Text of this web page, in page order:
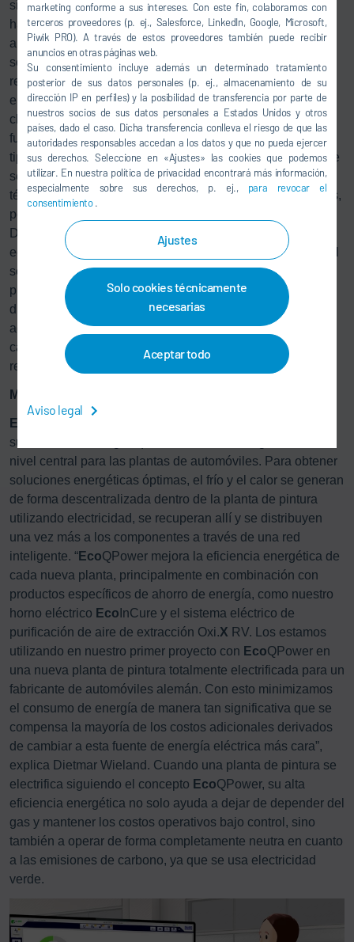
marketing conforme a sus intereses. Con este fin, colaboramos con
terceros proveedores (p. ej., Salesforce, LinkedIn, Google, Microsoft,
Piwik PRO). A través de estos proveedores también puede recibir
anuncios en otras páginas web.
Su consentimiento incluye además un determinado tratamiento
posterior de sus datos personales (p. ej., almacenamiento de su
dirección IP en perfiles) y la posibilidad de transferencia por parte de
nuestros socios de sus datos personales a Estados Unidos y otros
países, dado el caso. Dicha transferencia conlleva el riesgo de que las
autoridades responsables accedan a los datos y que no pueda ejercer
sus derechos. Seleccione en «Ajustes» las cookies que podemos
utilizar. En nuestra política de privacidad encontrará más información,
especialmente sobre sus derechos, p. ej., para revocar el
consentimiento.
Ajustes
Solo cookies técnicamente
necesarias
Aceptar todo
Aviso legal
sino también el nivel de temperatura que necesita, lo que
hace posible aprovechar las fuentes de calor residual que
antes no se usaban. Para ello, Dürr ha desarrollado un
software que determina los requisitos de calefacción y
refrigeración en forma de un perfil fuente/sumidero de
energía. Este perfil también considera las condiciones
climáticas del sitio y los datos generales del
funcionamiento, como las capacidades de producción, los
tipos de vehículos y las fuentes de energía disponibles que
se pueden incorporar, como la geotérmica o energía solar
térmica. Dado que cada proceso tiene diferentes requisitos,
por ejemplo, para el nivel de temperatura de calor y frío,
Dürr agrupa los distintos niveles para combinarlos
económicamente. Reconocer qué fuentes de calor residual
se pueden usar para cada etapa permite aprovechar los
puntos de sinergia entre los procesos para seleccionar y
dimensionar exactamente los componentes de
hardware
adecuados para el propósito previsto, ya sean bombas de
calor, depósitos de agua fría y caliente, o una torre de
refrigeración.
Mantener los costes operativos bajo control
Eco
suministro de energía, que hasta ahora se organizaba a
nivel central para las plantas de automóviles. Para obtener
soluciones energéticas óptimas, el frío y el calor se generan
de forma descentralizada dentro de la planta de pintura
utilizando electricidad, se recuperan allí y se distribuyen
una vez más a los componentes a través de una red
inteligente. “EcoQPower mejora la eficiencia energética de
cada nueva planta, principalmente en combinación con
productos específicos de ahorro de energía, como nuestro
horno eléctrico Eco InCure y el sistema eléctrico de
purificación de aire de extracción Oxi.X RV. Los estamos
utilizando en nuestro primer proyecto con EcoQPower en
una nueva planta de pintura totalmente electrificada para un
fabricante de automóviles alemán. Con esto minimizamos
el consumo de energía de manera tan significativa que se
compensa la mayoría de los costos adicionales derivados
de cambiar a esta fuente de energía eléctrica más cara”,
explica Dietmar Wieland. Cuando una planta de pintura se
electrifica siguiendo el concepto EcoQPower, su alta
eficiencia energética no solo ayuda a dejar de depender del
gas y mantener los costos operativos bajo control, sino
también a operar de forma completamente neutra en cuanto
a las emisiones de carbono, ya que se usa electricidad
verde.